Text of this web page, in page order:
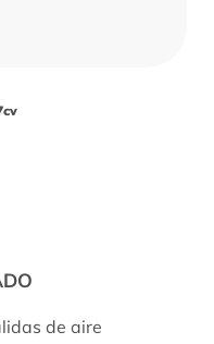
de aire